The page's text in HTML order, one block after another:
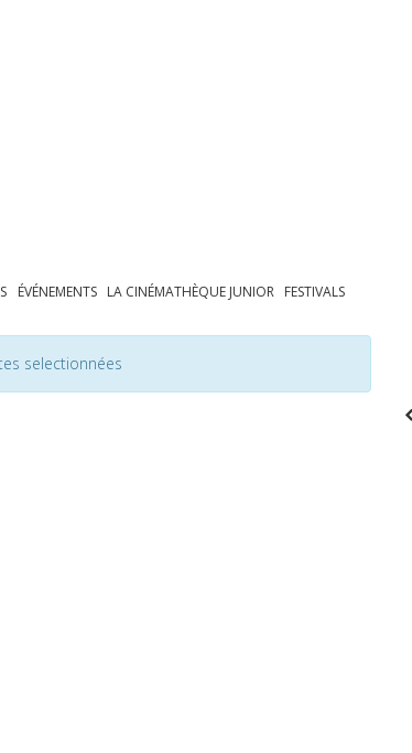
ÉVÉNEMENTS LA CINÉMATHÈQUE JUNIOR FESTIVALS
selectionnées